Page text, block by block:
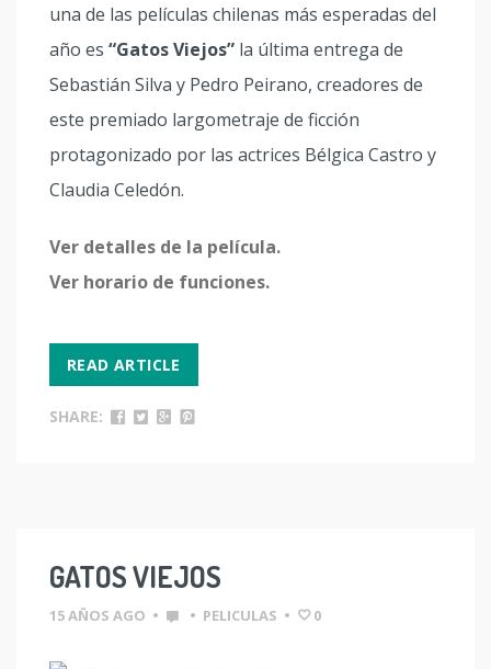
una de las películas chilenas más esperadas del
año es “Gatos Viejos” la última entrega de
Sebastián Silva y Pedro Peirano, creadores de
este premiado largometraje de ficción
protagonizado por las actrices Bélgica Castro y
Claudia Celedón.
Ver detalles de la película.
Ver horario de funciones.
READ ARTICLE
SHARE:
GATOS VIEJOS
15 AÑOS AGO • • PELICULAS • 0